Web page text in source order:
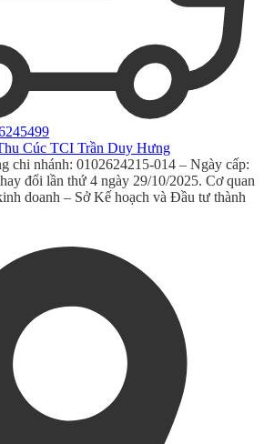
Cúc TCI Trần Duy Hưng
chi nhánh: 0102624215-014 – Ngày cấp:
đổi lần thứ 4 ngày 29/10/2025. Cơ quan
doanh – Sở Kế hoạch và Đầu tư thành